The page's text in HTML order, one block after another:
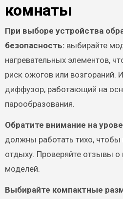
комнаты
При выборе устройства
безопасность:выбирайте
нагревательных элементов,
риск ожогов или возгораний.
диффузор, работающий на
парообразования.
Обратите внимание на
должны работать тихо, чтобы
отдыху. Проверяйте отзывы
моделей.
Выбирайте компактные